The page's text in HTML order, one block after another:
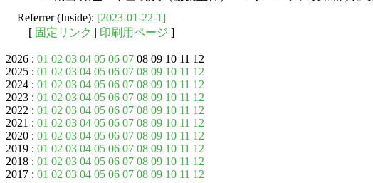
Referrer (Inside): [2023-01-22-1]
[ 固定リンク | 印刷用ページ ]
2026 : 01 02 03 04 05 06 07 08 09 10 11 12
2025 : 01 02 03 04 05 06 07 08 09 10 11 12
2024 : 01 02 03 04 05 06 07 08 09 10 11 12
2023 : 01 02 03 04 05 06 07 08 09 10 11 12
2022 : 01 02 03 04 05 06 07 08 09 10 11 12
2021 : 01 02 03 04 05 06 07 08 09 10 11 12
2020 : 01 02 03 04 05 06 07 08 09 10 11 12
2019 : 01 02 03 04 05 06 07 08 09 10 11 12
2018 : 01 02 03 04 05 06 07 08 09 10 11 12
2017 : 01 02 03 04 05 06 07 08 09 10 11 12